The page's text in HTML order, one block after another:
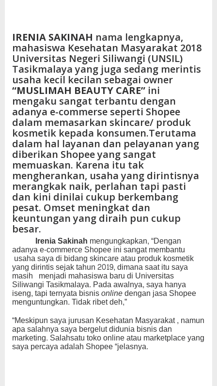
IRENIA SAKINAH nama lengkapnya,
mahasiswa Kesehatan Masyarakat 2018
Universitas Negeri Siliwangi (UNSIL)
Tasikmalaya yang juga sedang merintis
usaha kecil kecilan sebagai owner
“MUSLIMAH BEAUTY CARE” ini
mengaku sangat terbantu dengan
adanya e-commerse seperti Shopee
dalam memasarkan skincare/ produk
kosmetik kepada konsumen.Terutama
dalam hal layanan dan pelayanan yang
diberikan Shopee yang sangat
memuaskan. Karena itu tak
mengherankan, usaha yang dirintisnya
merangkak naik, perlahan tapi pasti
dan kini dinilai cukup berkembang
pesat. Omset meningkat dan
keuntungan yang diraih pun cukup
besar.
Irenia Sakinah mengungkapkan, “Dengan
adanya e-commerce Shopee ini sangat membantu
usaha saya di bidang skincare atau produk kosmetik
yang dirintis sejak tahun 2019, dimana saat itu saya
masih menjadi mahasiswa baru di Universitas
Siliwangi Tasikmalaya. Pada awalnya, saya hanya
iseng, tapi ternyata bisnisonlinedengan jasa Shopee
menguntungkan. Tidak ribet deh,”
“Meskipun saya jurusan Kesehatan Masyarakat , namun
apa salahnya saya bergelut didunia bisnis dan
marketing. Salahsatu toko online atau marketplace yang
saya percaya adalah Shopee “jelasnya.